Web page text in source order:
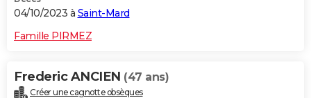
Carte de Noël
Carte Bonne année
Carte Saint-Valentin
Carte Pâques
Carte d'anniversaire
DICTIONNAIRE
04/10/2023 à Saint-Mard
Famille PIRMEZ
Frederic ANCIEN (47 ans)
Créer une cagnotte obsèques